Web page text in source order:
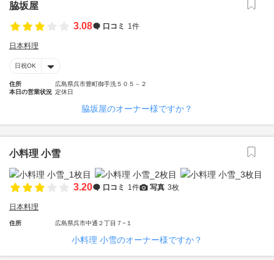
脇坂屋
3.08
口コミ 1件
日本料理
日祝OK
住所
広島県呉市豊町御手洗５０５－２
本日の営業状況 定休日
脇坂屋のオーナー様ですか？
小料理 小雪
3.20 口コミ 1件 写真 3枚
日本料理
住所 広島県呉市中通２丁目７−１
小料理 小雪のオーナー様ですか？